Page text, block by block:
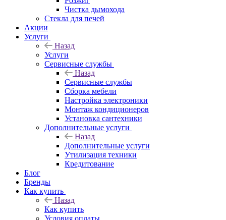
Чистка дымохода
Стекла для печей
Акции
Услуги
Назад
Услуги
Сервисные службы
Назад
Сервисные службы
Сборка мебели
Настройка электроники
Монтаж кондиционеров
Установка сантехники
Дополнительные услуги
Назад
Дополнительные услуги
Утилизация техники
Кредитование
Блог
Бренды
Как купить
Назад
Как купить
Условия оплаты